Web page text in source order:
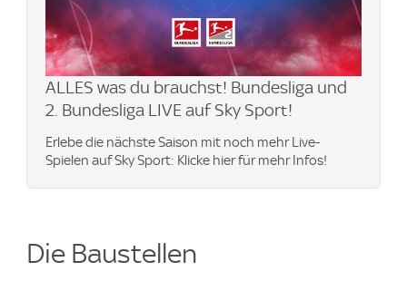
ALLES was du brauchst! Bundesliga und
2. Bundesliga LIVE auf Sky Sport!
Erlebe die nächste Saison mit noch mehr Live-
Spielen auf Sky Sport: Klicke hier für mehr Infos!
Die Baustellen